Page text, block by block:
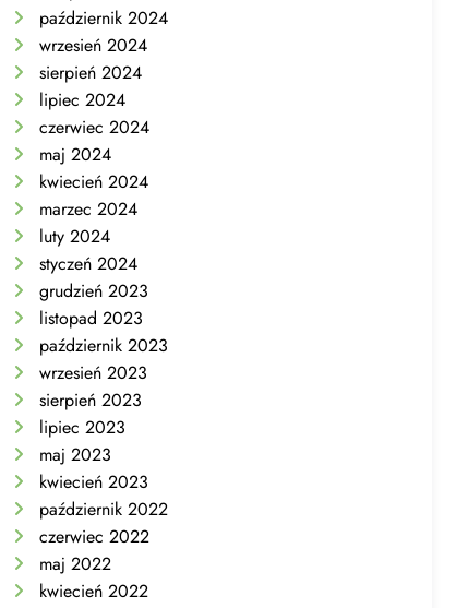
październik 2024
wrzesień 2024
sierpień 2024
lipiec 2024
czerwiec 2024
maj 2024
kwiecień 2024
marzec 2024
luty 2024
styczeń 2024
grudzień 2023
listopad 2023
październik 2023
wrzesień 2023
sierpień 2023
lipiec 2023
maj 2023
kwiecień 2023
październik 2022
czerwiec 2022
maj 2022
kwiecień 2022